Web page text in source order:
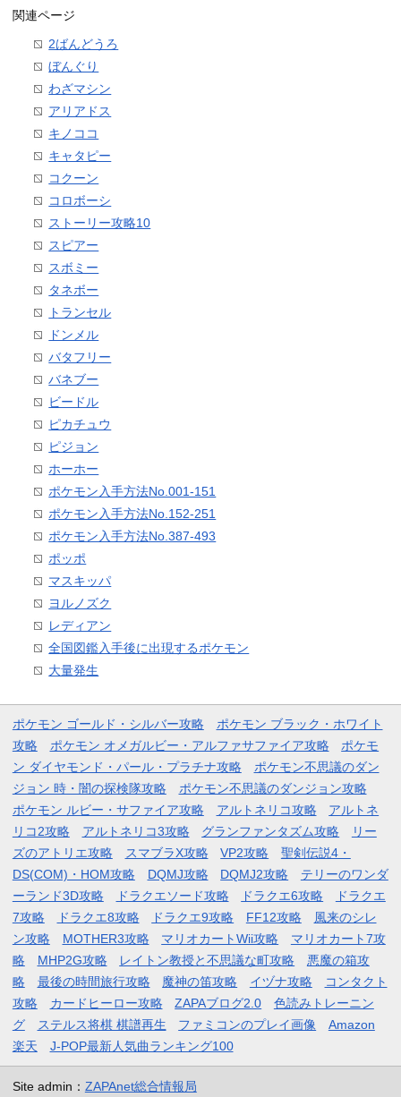
関連ページ
2ばんどうろ
ぼんぐり
わざマシン
アリアドス
キノココ
キャタピー
コクーン
コロボーシ
ストーリー攻略10
スピアー
スボミー
タネボー
トランセル
ドンメル
バタフリー
バネブー
ビードル
ピカチュウ
ピジョン
ホーホー
ポケモン入手方法No.001-151
ポケモン入手方法No.152-251
ポケモン入手方法No.387-493
ポッポ
マスキッパ
ヨルノズク
レディアン
全国図鑑入手後に出現するポケモン
大量発生
ポケモン ゴールド・シルバー攻略
ポケモン ブラック・ホワイト
攻略
ポケモン オメガルビー・アルファサファイア攻略
ポケモ
ン ダイヤモンド・パール・プラチナ攻略
ポケモン不思議のダン
ジョン 時・闇の探検隊攻略
ポケモン不思議のダンジョン攻略
ポケモン ルビー・サファイア攻略
アルトネリコ攻略
アルトネ
リコ2攻略
アルトネリコ3攻略 グランファンタズム攻略
リー
ズのアトリエ攻略
スマブラX攻略 VP2攻略
聖剣伝説4・
DS(COM)・HOM攻略
DQMJ攻略 DQMJ2攻略
テリーのワンダ
ーランド3D攻略
ドラクエソード攻略 ドラクエ6攻略
ドラクエ
7攻略
ドラクエ8攻略 ドラクエ9攻略 FF12攻略
風来のシレ
ン攻略
MOTHER3攻略 マリオカートWii攻略
マリオカート7攻
略
MHP2G攻略 レイトン教授と不思議な町攻略
悪魔の箱攻
略
最後の時間旅行攻略 魔神の笛攻略 イヅナ攻略
コンタクト
攻略
カードヒーロー攻略 ZAPAブログ2.0
色読みトレーニン
グ
ステルス将棋 棋譜再生 ファミコンのプレイ画像
Amazon
楽天
J-POP最新人気曲ランキング100
Site admin： ZAPAnet総合情報局